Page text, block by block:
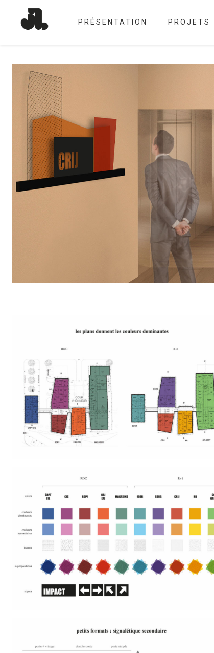
PRÉSENTATION PROJETS